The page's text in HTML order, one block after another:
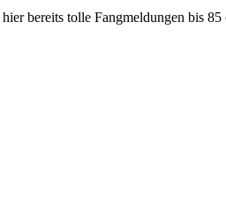
bereits tolle Fangmeldungen bis